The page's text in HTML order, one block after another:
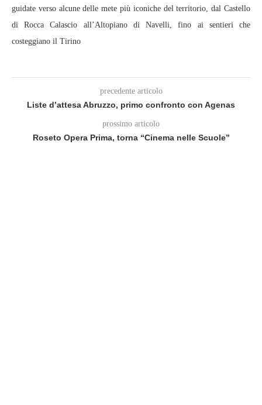
guidate verso alcune delle mete più iconiche del territorio, dal Castello
di Rocca Calascio all’Altopiano di Navelli, fino ai sentieri che
costeggiano il Tirino
precedente articolo
Liste d’attesa Abruzzo, primo confronto con Agenas
prossimo articolo
Roseto Opera Prima, torna “Cinema nelle Scuole”